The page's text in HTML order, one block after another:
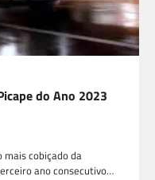
do Ano 2023
mais cobiçado da
ano consecutivo…